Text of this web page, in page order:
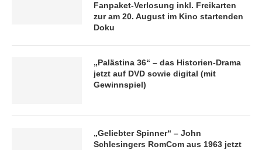
Fanpaket-Verlosung inkl. Freikarten
zur am 20. August im Kino startenden
Doku
„Palästina 36“ – das Historien-Drama
jetzt auf DVD sowie digital (mit
Gewinnspiel)
„Geliebter Spinner“ – John
Schlesingers RomCom aus 1963 jetzt